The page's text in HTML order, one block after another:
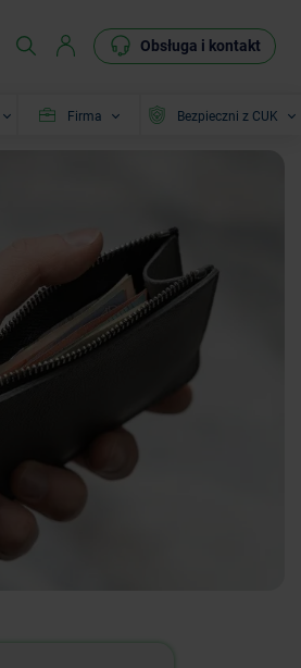
Obsługa i kontakt
Firma Bezpieczni z CUK